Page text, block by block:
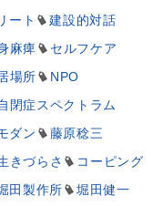
ート
建設的対話
麻痺
セルフケア
場所
NPO
閉症スペクトラム
ダン
藤原稔三
きづらさ
コーピング
田製作所
堀田健一